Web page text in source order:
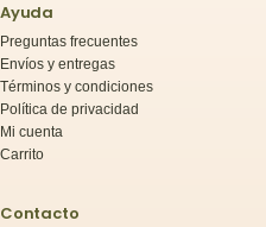
Ayuda
Preguntas frecuentes
Envíos y entregas
Términos y condiciones
Política de privacidad
Mi cuenta
Carrito
Contacto